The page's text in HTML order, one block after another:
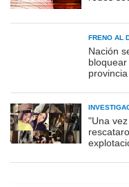
FRENO AL
Nación
provincia
"Una